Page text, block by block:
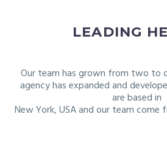
LEADING
Our team has grown from two to
agency has expanded and
are based in
New York, USA and our team come